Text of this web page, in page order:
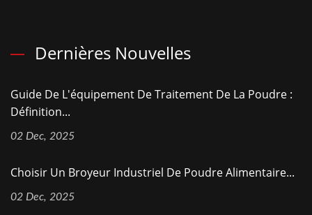
Dernières Nouvelles
Guide De L'équipement De Traitement De La Poudre :
Définition...
02 Dec, 2025
Choisir Un Broyeur Industriel De Poudre Alimentaire...
02 Dec, 2025